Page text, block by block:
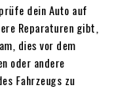
dein Auto auf
Reparaturen gibt,
dies vor dem
oder andere
Fahrzeugs zu